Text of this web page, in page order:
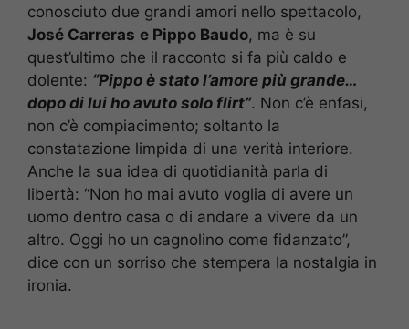
conosciuto due grandi amori nello spettacolo,
José Carreras e Pippo Baudo, ma è su
quest’ultimo che il racconto si fa più caldo e
dolente: “Pippo è stato l’amore più grande…
dopo di lui ho avuto solo flirt”. Non c’è enfasi,
non c’è compiacimento; soltanto la
constatazione limpida di una verità interiore.
Anche la sua idea di quotidianità parla di
libertà: “Non ho mai avuto voglia di avere un
uomo dentro casa o di andare a vivere da un
altro. Oggi ho un cagnolino come fidanzato”,
dice con un sorriso che stempera la nostalgia in
ironia.